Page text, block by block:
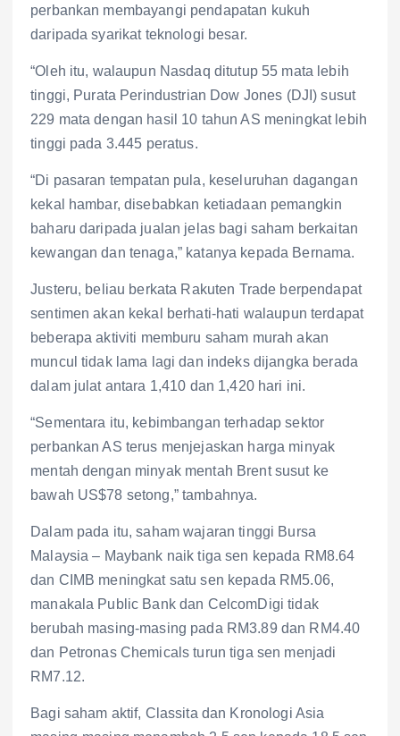
perbankan membayangi pendapatan kukuh
daripada syarikat teknologi besar.
“Oleh itu, walaupun Nasdaq ditutup 55 mata lebih
tinggi, Purata Perindustrian Dow Jones (DJI) susut
229 mata dengan hasil 10 tahun AS meningkat lebih
tinggi pada 3.445 peratus.
“Di pasaran tempatan pula, keseluruhan dagangan
kekal hambar, disebabkan ketiadaan pemangkin
baharu daripada jualan jelas bagi saham berkaitan
kewangan dan tenaga,” katanya kepada Bernama.
Justeru, beliau berkata Rakuten Trade berpendapat
sentimen akan kekal berhati-hati walaupun terdapat
beberapa aktiviti memburu saham murah akan
muncul tidak lama lagi dan indeks dijangka berada
dalam julat antara 1,410 dan 1,420 hari ini.
“Sementara itu, kebimbangan terhadap sektor
perbankan AS terus menjejaskan harga minyak
mentah dengan minyak mentah Brent susut ke
bawah US$78 setong,” tambahnya.
Dalam pada itu, saham wajaran tinggi Bursa
Malaysia – Maybank naik tiga sen kepada RM8.64
dan CIMB meningkat satu sen kepada RM5.06,
manakala Public Bank dan CelcomDigi tidak
berubah masing-masing pada RM3.89 dan RM4.40
dan Petronas Chemicals turun tiga sen menjadi
RM7.12.
Bagi saham aktif, Classita dan Kronologi Asia